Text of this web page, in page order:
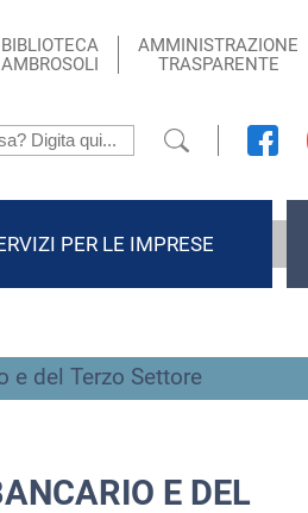
BIBLIOTECA
AMBROSOLI
AMMINISTRAZIONE
TRASPARENTE
PER LE IMPRESE
e del Terzo Settore
E DEL